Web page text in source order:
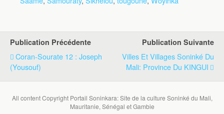
Publication Précédente
Coran-Sourate 12 : Joseph
(Yousouf)
Publication Suivante
Villes Et Villages Soninké Du
Mali: Province Du KINGUI
All content Copyright Portail Soninkara: Site de la culture Soninké du Mali,
Mauritanie, Sénégal et Gambie